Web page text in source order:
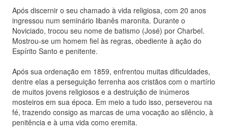
Após discernir o seu chamado à vida religiosa, com 20 anos
ingressou num seminário libanês maronita. Durante o
Noviciado, trocou seu nome de batismo (José) por Charbel.
Mostrou-se um homem fiel às regras, obediente à ação do
Espírito Santo e penitente.
Após sua ordenação em 1859, enfrentou muitas dificuldades,
dentre elas a perseguição ferrenha aos cristãos com o martírio
de muitos jovens religiosos e a destruição de inúmeros
mosteiros em sua época. Em meio a tudo isso, perseverou na
fé, trazendo consigo as marcas de uma vocação ao silêncio, à
penitência e à uma vida como eremita.